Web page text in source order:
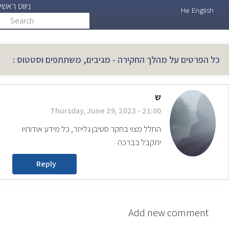
ניווט ראשי
Search
He English
כל הפרטים על מהלך החקירה - מגיבים, משתתפים וסטטוס :
ש
Thursday, June 29, 2023 - 21:00
החלל מצוי בחקר סטיבן גלייזר, כל מידע אודותיו
יתקבל בברכה
Reply
Add new comment